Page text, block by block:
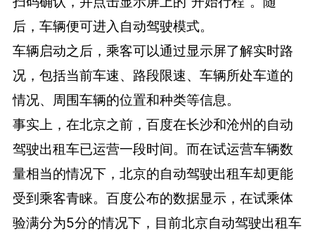
后，车辆便可进入自动驾驶模式。
车辆启动之后，乘客可以通过显示屏了解实时路
况，包括当前车速、路段限速、车辆所处车道的
情况、周围车辆的位置和种类等信息。
事实上，在北京之前，百度在长沙和沧州的自动
驾驶出租车已运营一段时间。而在试运营车辆数
量相当的情况下，北京的自动驾驶出租车却更能
受到乘客青睐。百度公布的数据显示，在试乘体
验满分为5分的情况下，目前北京自动驾驶出租车